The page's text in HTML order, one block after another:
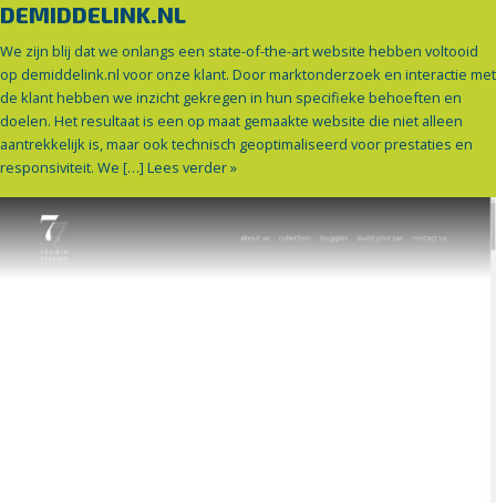
DEMIDDELINK.NL
We zijn blij dat we onlangs een state-of-the-art website hebben voltooid
op demiddelink.nl voor onze klant. Door marktonderzoek en interactie met
de klant hebben we inzicht gekregen in hun specifieke behoeften en
doelen. Het resultaat is een op maat gemaakte website die niet alleen
aantrekkelijk is, maar ook technisch geoptimaliseerd voor prestaties en
responsiviteit. We […] Lees verder »